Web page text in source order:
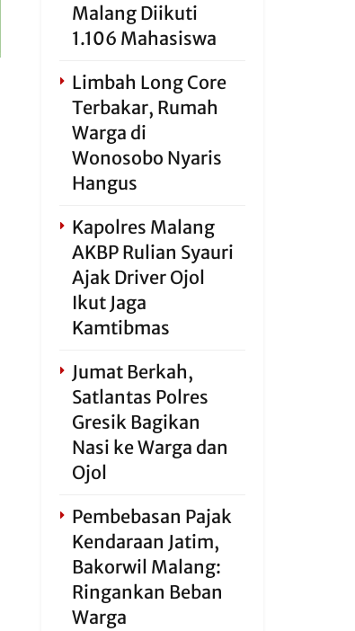
Malang Diikuti
1.106 Mahasiswa
Limbah Long Core
Terbakar, Rumah
Warga di
Wonosobo Nyaris
Hangus
Kapolres Malang
AKBP Rulian Syauri
Ajak Driver Ojol
Ikut Jaga
Kamtibmas
Jumat Berkah,
Satlantas Polres
Gresik Bagikan
Nasi ke Warga dan
Ojol
Pembebasan Pajak
Kendaraan Jatim,
Bakorwil Malang:
Ringankan Beban
Warga